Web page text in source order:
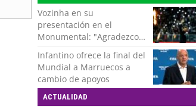
Vozinha en su
presentación en el
Monumental: "Agradezco
del fondo de mi corazón
por todo el cariño, el apoyo
del más grande de Chile"
Infantino ofrece la final del
Mundial a Marruecos a
cambio de apoyos
ACTUALIDAD